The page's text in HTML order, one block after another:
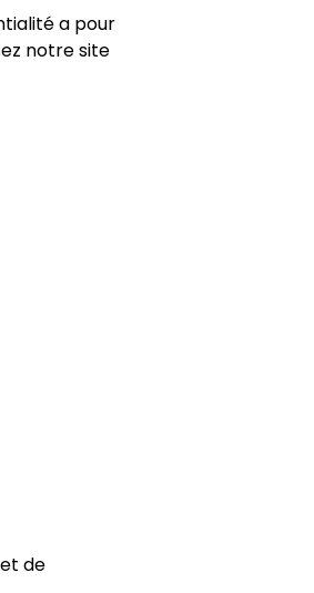
a pour
notre site
de